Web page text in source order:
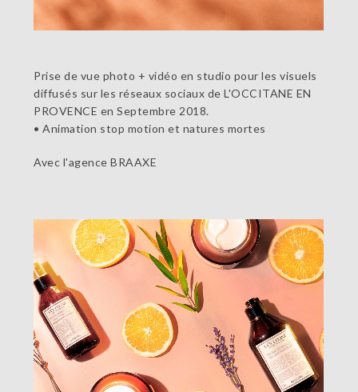
Prise de vue photo + vidéo en studio pour les visuels
diffusés sur les réseaux sociaux de L'OCCITANE EN
PROVENCE en Septembre 2018.
• Animation stop motion et natures mortes
Avec l'agence BRAAXE